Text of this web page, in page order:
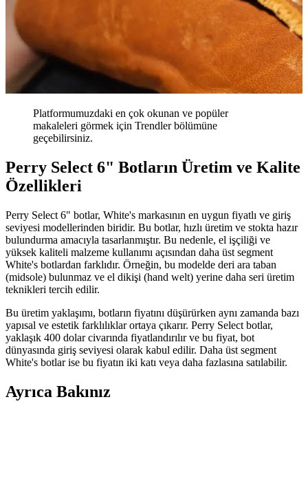
Platformumuzdaki en çok okunan ve popüler
makaleleri görmek için Trendler bölümüne
geçebilirsiniz.
Perry Select 6" Botların Üretim ve Kalite
Özellikleri
Perry Select 6" botlar, White's markasının en uygun fiyatlı ve giriş
seviyesi modellerinden biridir. Bu botlar, hızlı üretim ve stokta hazır
bulundurma amacıyla tasarlanmıştır. Bu nedenle, el işçiliği ve
yüksek kaliteli malzeme kullanımı açısından daha üst segment
White's botlardan farklıdır. Örneğin, bu modelde deri ara taban
(midsole) bulunmaz ve el dikişi (hand welt) yerine daha seri üretim
teknikleri tercih edilir.
Bu üretim yaklaşımı, botların fiyatını düşürürken aynı zamanda bazı
yapısal ve estetik farklılıklar ortaya çıkarır. Perry Select botlar,
yaklaşık 400 dolar civarında fiyatlandırılır ve bu fiyat, bot
dünyasında giriş seviyesi olarak kabul edilir. Daha üst segment
White's botlar ise bu fiyatın iki katı veya daha fazlasına satılabilir.
Ayrıca Bakınız